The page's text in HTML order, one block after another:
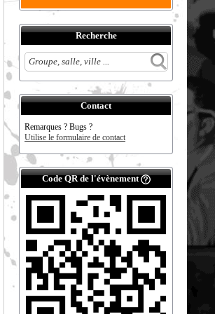
Recherche
Contact
Remarques ? Bugs ?
Utilise le formulaire de contact
Code QR de l'évènement